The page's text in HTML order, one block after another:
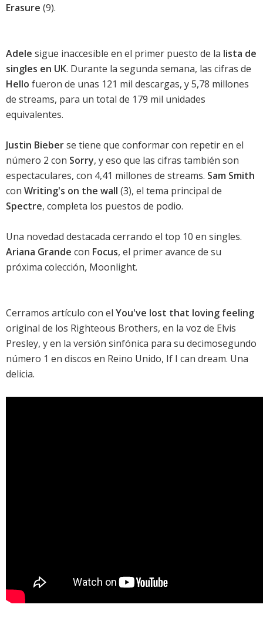
Erasure (9).
Adele sigue inaccesible en el primer puesto de la lista de
singles en UK. Durante la segunda semana, las cifras de
Hello fueron de unas 121 mil descargas, y 5,78 millones
de streams, para un total de 179 mil unidades
equivalentes.
Justin Bieberse tiene que conformar con repetir en el
número 2 con Sorry, y eso que las cifras también son
espectaculares, con 4,41 millones de streams. Sam Smith
con Writing's on the wall (3), el tema principal de
Spectre, completa los puestos de podio.
Una novedad destacada cerrando el top 10 en singles.
Ariana Grande con Focus, el primer avance de su
próxima colección, Moonlight.
Cerramos artículo con el You've lost that loving feeling
original de los Righteous Brothers, en la voz de Elvis
Presley, y en la versión sinfónica para su decimosegundo
número 1 en discos en Reino Unido, If I can dream. Una
delicia.